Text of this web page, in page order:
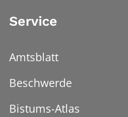
Service
Amtsblatt
Beschwerde
Bistums-Atlas